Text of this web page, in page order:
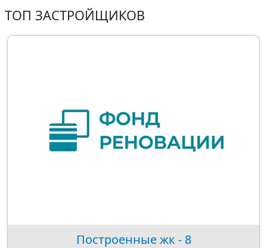
ТОП ЗАСТРОЙЩИКОВ
Построенные жк - 8